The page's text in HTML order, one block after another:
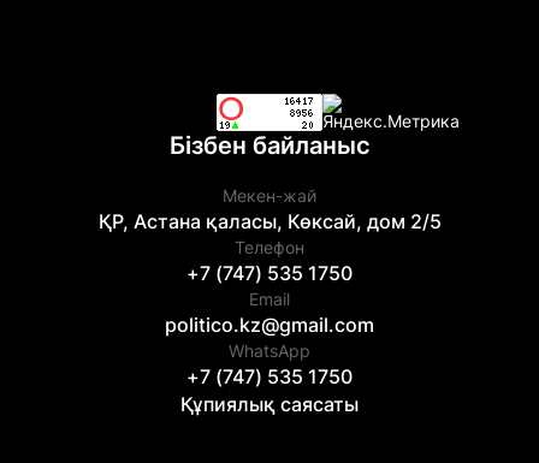
Бізбен байланыс
Мекен-жай
ҚР, Астана қаласы, Көксай, дом 2/5
Телефон
+7 (747) 535 1750
Email
politico.kz@gmail.com
WhatsApp
+7 (747) 535 1750
Құпиялық саясаты